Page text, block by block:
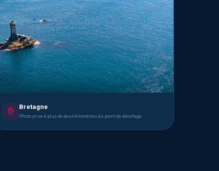
Bretagne
Photo prise à plus de deux kilomètres du point de décollage